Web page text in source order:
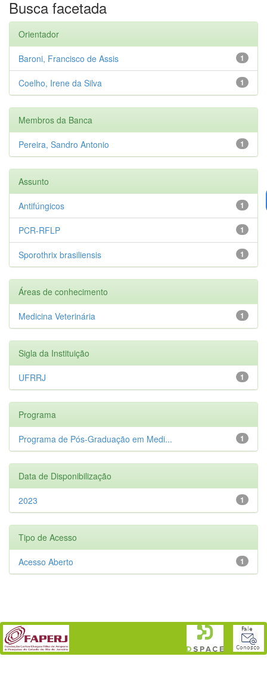
Busca facetada
Orientador
1
Baroni, Francisco de Assis
1
Coelho, Irene da Silva
Membros da Banca
1
Pereira, Sandro Antonio
Assunto
1
Antifúngicos
1
PCR-RFLP
1
Sporothrix brasiliensis
Áreas de conhecimento
1
Medicina Veterinária
Sigla da Instituição
1
UFRRJ
Programa
1
Programa de Pós-Graduação em Medi...
Data de Disponibilização
1
2023
Tipo de Acesso
1
Acesso Aberto